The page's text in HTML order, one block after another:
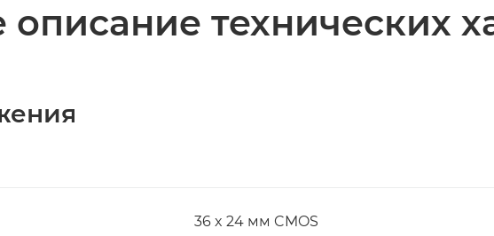
технических
36 x 24 мм CMOS